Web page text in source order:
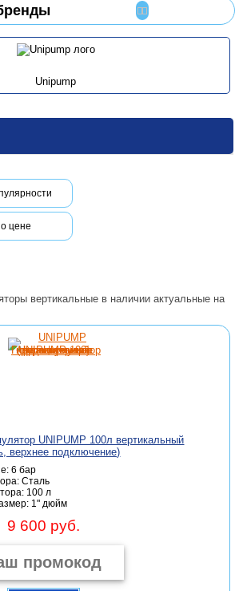
Unipump
цене
вертикальные в наличии актуальные на
UNIPUMP 100л вертикальный
верхнее подключение)
6 бар
Сталь
100 л
1" дюйм
9 600 руб.